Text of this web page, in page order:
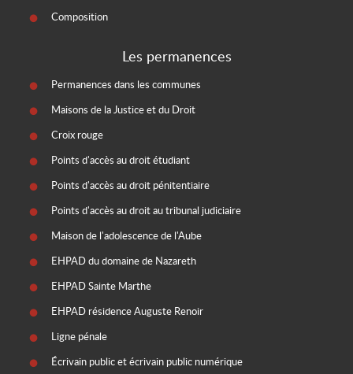
Composition
Les permanences
Permanences dans les communes
Maisons de la Justice et du Droit
Croix rouge
Points d'accès au droit étudiant
Points d'accès au droit pénitentiaire
Points d'accès au droit au tribunal judiciaire
Maison de l'adolescence de l'Aube
EHPAD du domaine de Nazareth
EHPAD Sainte Marthe
EHPAD résidence Auguste Renoir
Ligne pénale
Écrivain public et écrivain public numérique